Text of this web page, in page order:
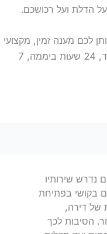
הדלת ועל רכושכם.
ביממה נותן לכם מענה זמין, מקצועי
ומהיר לכל צורך. אנו זמינים עבורכם תמיד, 24 שעות ביממה, 7
נדרש שירותיו
בקושי בפתיחת
של דירה,
הסיבות לכך